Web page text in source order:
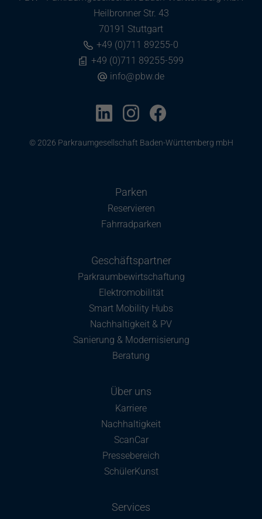
Heilbronner Str. 43
70191 Stuttgart
+49 (0)711 89255-0
+49 (0)711 89255-599
info@pbw.de
© 2026 Parkraumgesellschaft Baden-Württemberg mbH
Parken
Reservieren
Fahrradparken
Geschäftspartner
Parkraumbewirtschaftung
Elektromobilität
Smart Mobility Hubs
Nachhaltigkeit & PV
Sanierung & Modernisierung
Beratung
Über uns
Karriere
Nachhaltigkeit
ScanCar
Pressebereich
SchülerKunst
Services